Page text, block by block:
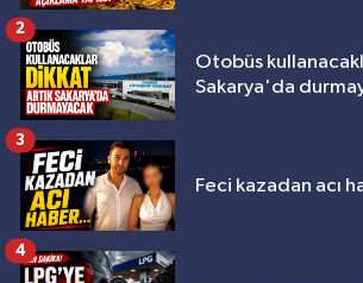
Otobüs
Sakarya'da
2
Feci kazadan acı
3
4